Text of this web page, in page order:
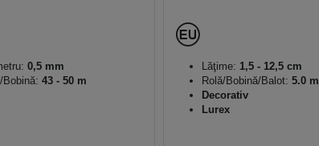
0,5 mm
Bobină: 43 - 50 m
Lăţime: 1,5 - 12,5 cm
Rolă/Bobină/Balot: 5.0 m
Decorativ
Lurex